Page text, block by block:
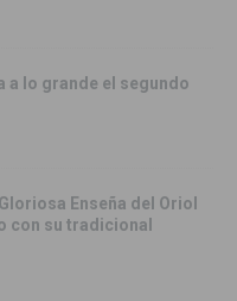
a lo grande el segundo
Enseña del Oriol
con su tradicional